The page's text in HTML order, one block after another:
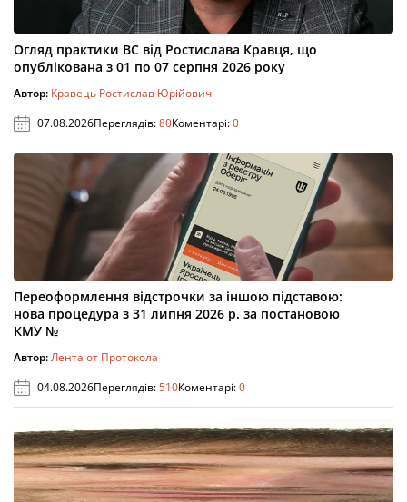
Огляд практики ВС від Ростислава Кравця, що
опублікована з 01 по 07 серпня 2026 року
Автор: Кравець Ростислав Юрійович
07.08.2026Переглядів:80Коментарі:0
Переоформлення відстрочки за іншою підставою:
нова процедура з 31 липня 2026 р. за постановою
КМУ №
Автор:Лента от Протокола
04.08.2026Переглядів:510Коментарі:0